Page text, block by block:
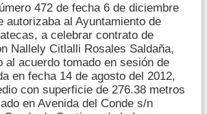
472 de fecha 6 de diciembre
autorizaba al Ayuntamiento de
a celebrar contrato de
Nallely Citlalli Rosales Saldaña,
al acuerdo tomado en sesión de
en fecha 14 de agosto del 2012,
con superficie de 276.38 metros
en Avenida del Conde s/n